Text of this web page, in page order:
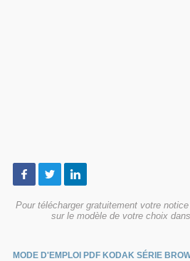
Pour télécharger gratuitement votre
sur le modèle de votre choix
MODE D'EMPLOI PDF KODAK SÉRIE